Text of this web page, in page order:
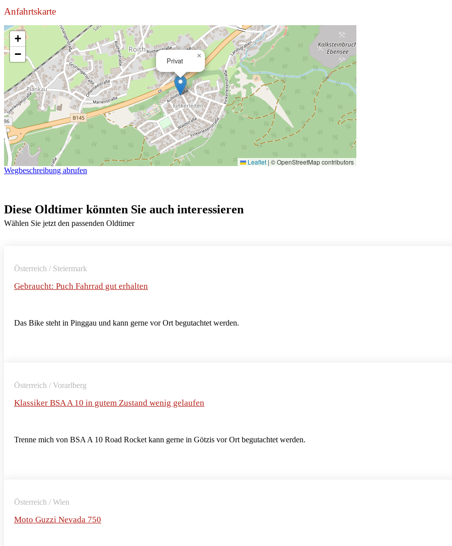
Anfahrtskarte
Privat
×
+
−
Leaflet | © OpenStreetMap contributors
Wegbeschreibung abrufen
Diese Oldtimer könnten Sie auch interessieren
Wählen Sie jetzt den passenden Oldtimer
Österreich / Steiermark
Gebraucht: Puch Fahrrad gut erhalten
Das Bike steht in Pinggau und kann gerne vor Ort begutachtet werden.
Österreich / Vorarlberg
Klassiker BSA A 10 in gutem Zustand wenig gelaufen
Trenne mich von BSA A 10 Road Rocket kann gerne in Götzis vor Ort begutachtet werden.
Österreich / Wien
Moto Guzzi Nevada 750